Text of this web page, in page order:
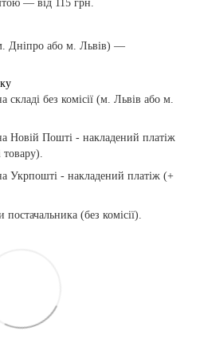
— від 115 грн.
Дніпро або м. Львів) —
складі без комісії (м. Львів або м.
Новій Пошті - накладений платіж
Укрпошті - накладений платіж (+
(без комісії).